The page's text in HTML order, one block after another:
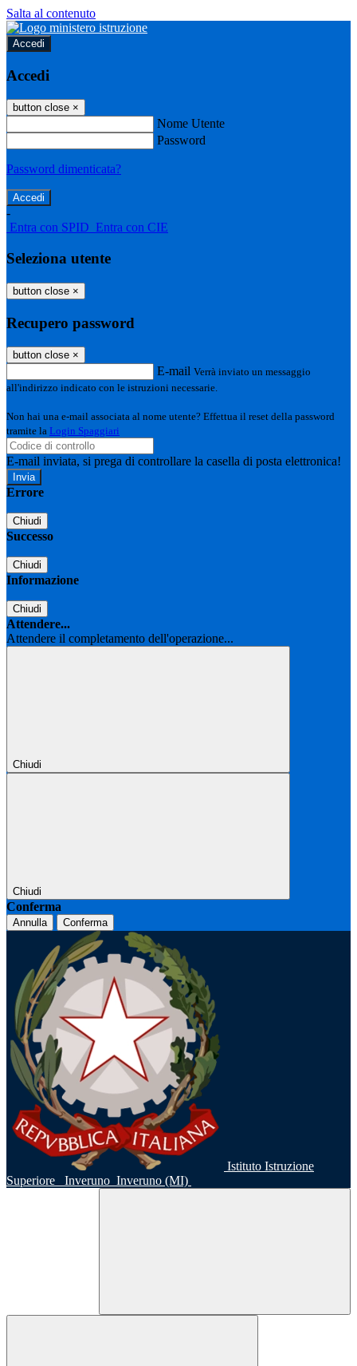
Salta al contenuto
Accedi
Accedi
button close ×
Nome Utente
Password
Password dimenticata?
-
Entra con SPID Entra con CIE
Seleziona utente
button close ×
Recupero password
button close ×
E-mail Verrà inviato un messaggio
all'indirizzo indicato con le istruzioni necessarie.
Non hai una e-mail associata al nome utente? Effettua il reset della password
tramite la Login Spaggiari
E-mail inviata, si prega di controllare la casella di posta elettronica!
Errore
Chiudi
Successo
Chiudi
Informazione
Chiudi
Attendere...
Attendere il completamento dell'operazione...
Chiudi
Chiudi
Conferma
Annulla Conferma
Istituto Istruzione
Superiore
Inveruno Inveruno (MI)